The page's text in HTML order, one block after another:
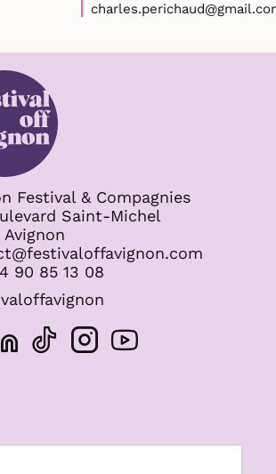
Festival & Compagnies
Saint-Michel
90 85 13 08